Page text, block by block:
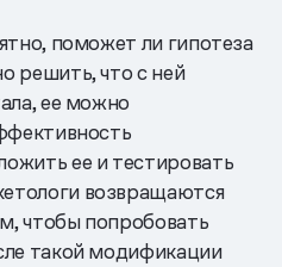
поможет ли гипотеза
решить, что с ней
ее можно
ее и тестировать
возвращаются
чтобы попробовать
такой модификации